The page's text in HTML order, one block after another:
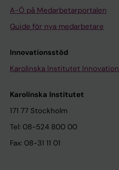
A-Ö på Medarbetarportalen
Guide för nya medarbetare
Innovationsstöd
Karolinska Institutet Innovation
Karolinska Institutet
171 77 Stockholm
Tel: 08-524 800 00
Fax: 08-31 11 01